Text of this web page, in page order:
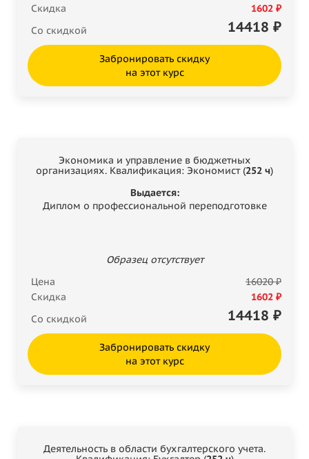
Скидка
1602 ₽
Со скидкой
14418 ₽
Забронировать скидку
на этот курс
Экономика и управление в бюджетных
организациях. Квалификация: Экономист (252 ч)
Выдается:
Диплом о профессиональной переподготовке
Образец отсутствует
Цена
16020 ₽
Скидка
1602 ₽
Со скидкой
14418 ₽
Забронировать скидку
на этот курс
Деятельность в области бухгалтерского учета.